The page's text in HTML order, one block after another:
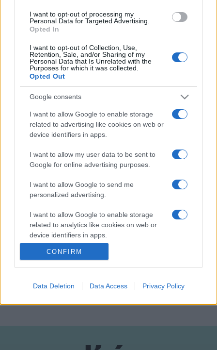
I want to opt-out of processing my
Personal Data for Targeted Advertising.
Opted In
I want to opt-out of Collection, Use,
Retention, Sale, and/or Sharing of my
Personal Data that Is Unrelated with the
Purposes for which it was collected.
Opted Out
Google consents
I want to allow Google to enable storage
related to advertising like cookies on web or
device identifiers in apps.
I want to allow my user data to be sent to
Google for online advertising purposes.
I want to allow Google to send me
personalized advertising.
I want to allow Google to enable storage
related to analytics like cookies on web or
device identifiers in apps.
I want to allow Google to enable storage
I want to allow Google to enable storage
CONFIRM
Data Deletion Data Access Privacy Policy
Bababarátok Egyesülete ésKovács Jánosné
által
felajánlott díjakkal jutalmazzák.
A babakiállítás célja másfél évtized alatt mit sem változott:
továbbra is az ízlésformálást, egy magasabb szintű
játékkultúra elterjesztését és a babakészítési hobbi
népszerűsítését tekinti feladatának ? fogalmazott a
projektvezető, utalva arra, hogy a játékkal foglalkozó
szaktekintélyek kezdettől a győriek kezdeményezése mellé
babakészítés, a győri rendezvénynek híre van a szakmában,
s a versenyekre beküldött munkák zöme valóban európai
színvonalú ? jegyezte meg Keglovich Ferencné.
A kiállítás április 26-ig látogatható.
PROGRAM
MEGOSZTÁS